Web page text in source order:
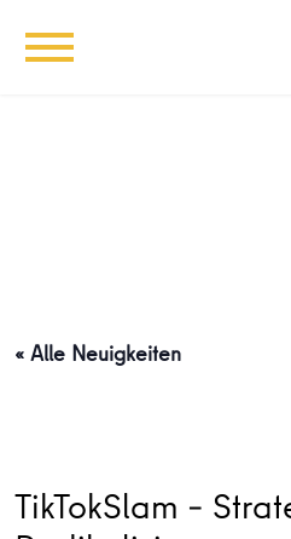
« Alle Neuigkeiten
TikTokSlam –